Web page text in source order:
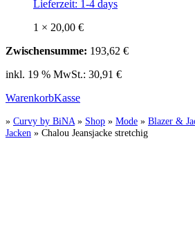
Lieferzeit: 1-4 days
1 × 20,00 €
Zwischensumme: 193,62 €
inkl. 19 % MwSt.: 30,91 €
WarenkorbKasse
» Curvy by BiNA » Shop » Mode » Blazer &
Jacken » Chalou Jeansjacke stretchig